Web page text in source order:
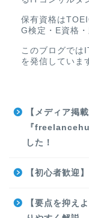
保有資格は
G検定・E資格
このブログでは
を発信していま
【メディア掲
『
した！
【初心者歓迎
【要点を抑え